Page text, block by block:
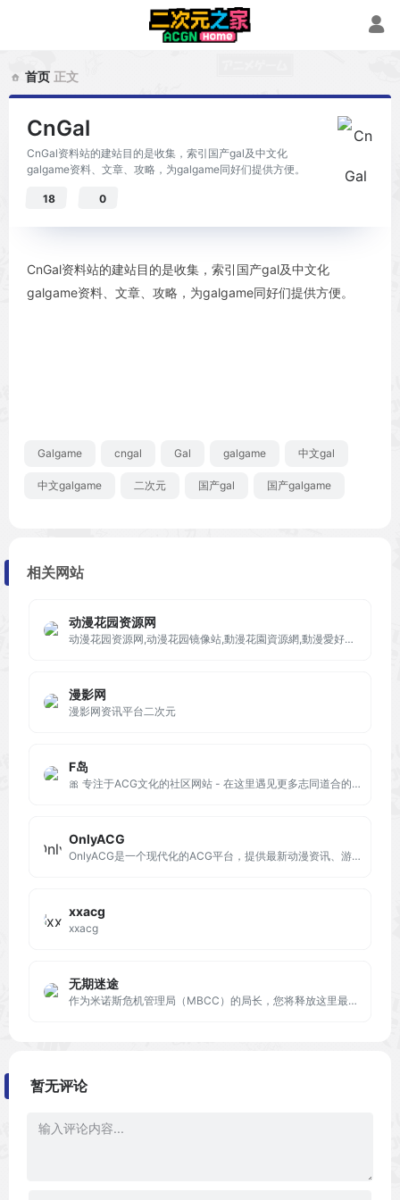
首页 正文
CnGal
CnGal资料站的建站目的是收集，索引国产gal及中文化
galgame资料、文章、攻略，为galgame同好们提供方便。
18 0
CnGal资料站的建站目的是收集，索引国产gal及中文化
galgame资料、文章、攻略，为galgame同好们提供方便。
Galgame cngal Gal galgame 中文gal
中文galgame 二次元 国产gal 国产galgame
相关网站
动漫花园资源网
动漫花园资源网,动漫花园镜像站,動漫花園資源網,動漫愛好者的自由交流平台，本站为动漫花园镜像站，本站不存储发布任何种子资源，仅提供搜索及动漫花园快照内容
漫影网
漫影网资讯平台二次元
F岛
🎀 专注于ACG文化的社区网站 - 在这里遇见更多志同道合的小伙伴！
OnlyACG
OnlyACG是一个现代化的ACG平台，提供最新动漫资讯、游戏评测、漫画推荐、轻小说交流。加入我们，探索二次元的无限魅力。
xxacg
xxacg
无期迷途
作为米诺斯危机管理局（MBCC）的局长，您将释放这里最危险的犯人——禁闭者。使用TA们的力量，深入黑暗禁区，寻找灾厄源头，就此扭转命运吧！
暂无评论